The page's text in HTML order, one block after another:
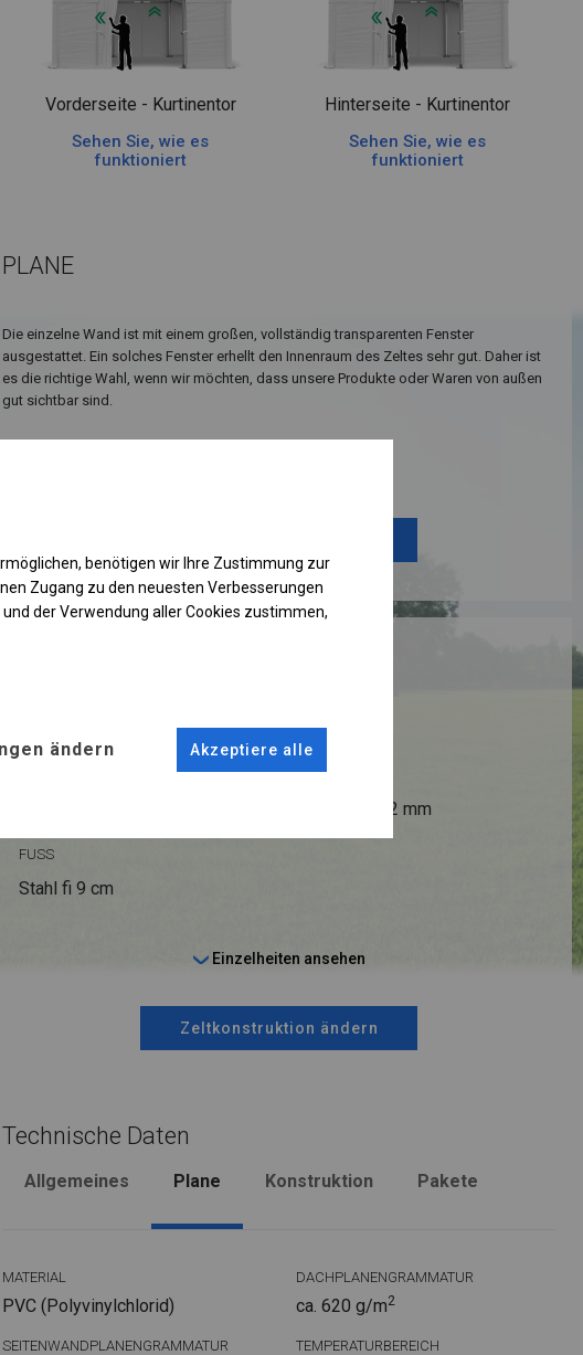
Vorderseite - Kurtinentor
Sehen Sie, wie es
funktioniert
Hinterseite - Kurtinentor
Sehen Sie, wie es
funktioniert
PLANE
Die einzelne Wand ist mit einem großen, vollständig transparenten Fenster
ausgestattet. Ein solches Fenster erhellt den Innenraum des Zeltes sehr gut. Daher ist
es die richtige Wahl, wenn wir möchten, dass unsere Produkte oder Waren von außen
gut sichtbar sind.
ANSCHLÜSSE
fi 42 mm
FUSS
Stahl fi 9 cm
Einzelheiten ansehen
Zeltkonstruktion ändern
Technische Daten
Allgemeines Plane Konstruktion Pakete
MATERIAL
PVC (Polyvinylchlorid)
DACHPLANENGRAMMATUR
ca. 620 g/m2
SEITENWANDPLANENGRAMMATUR TEMPERATURBEREICH
benötigen wir Ihre Zustimmung zur
Zugang zu den neuesten Verbesserungen
der Verwendung aller Cookies zustimmen,
ändern Akzeptiere alle